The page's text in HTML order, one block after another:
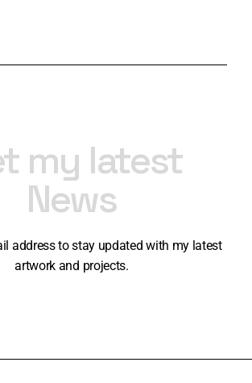
my latest
News
address to stay updated with my latest
artwork and projects.